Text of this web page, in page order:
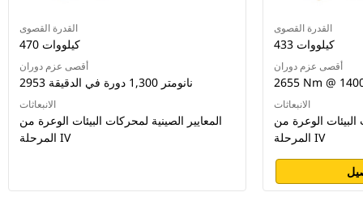
القدرة القصوى
470 كيلووات
أقصى عزم دوران
2953 نانومتر 1,300 دورة في الدقيقة
الانبعاثات
المعايير الصينية لمحركات البيئات الوعرة من
المرحلة IV
القدرة القصوى
433 كيلووات
أقصى عزم دوران
2655 Nm @
الانبعاثات
البيئات الوعرة من
المرحلة IV